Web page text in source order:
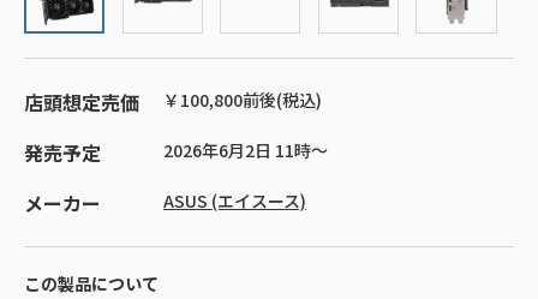
店頭想定売価 ￥100,800前後(税込)
発売予定 2026年6月2日 11時～
メーカー ASUS (エイスース)
この製品について